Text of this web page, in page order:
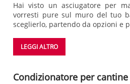
Hai visto un asciugatore per
vorresti pure sul muro del tuo
sceglierlo, partendo da opzioni e
LEGGI ALTRO
Condizionatore per